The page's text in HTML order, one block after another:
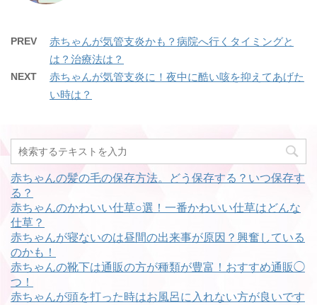
PREV
赤ちゃんが気管支炎かも？病院へ行くタイミングと
は？治療法は？
NEXT
赤ちゃんが気管支炎に！夜中に酷い咳を抑えてあげた
い時は？
赤ちゃんの髪の毛の保存方法。どう保存する？いつ保存す
る？
赤ちゃんのかわいい仕草○選！一番かわいい仕草はどんな
仕草？
赤ちゃんが寝ないのは昼間の出来事が原因？興奮している
のかも！
赤ちゃんの靴下は通販の方が種類が豊富！おすすめ通販◯
つ！
赤ちゃんが頭を打った時はお風呂に入れない方が良いです